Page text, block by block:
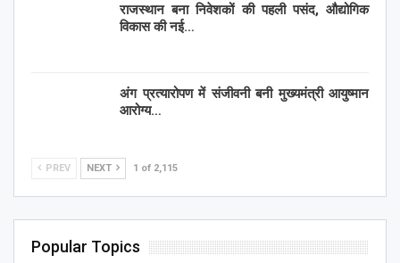
राजस्थान बना निवेशकों की पहली पसंद, औद्योगिक
विकास की नई…
अंग प्रत्यारोपण में संजीवनी बनी मुख्यमंत्री आयुष्मान
आरोग्य…
PREV NEXT 1 of 2,115
Popular Topics